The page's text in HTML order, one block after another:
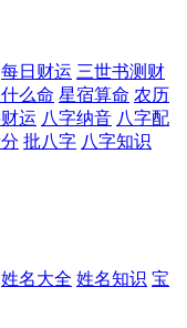
每日财运 三世书测财
么命 星宿算命 农历
运 八字纳音 八字配
批八字 八字知识
姓名大全 姓名知识 宝